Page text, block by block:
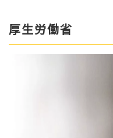
厚生労働省